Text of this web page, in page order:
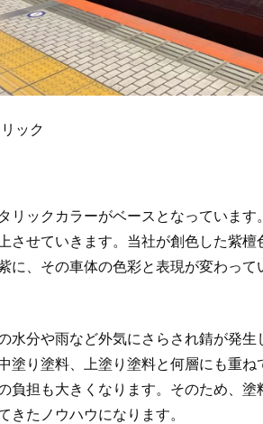
ック
リックカラーがベースとなっていま
させていきます。当社が創色した紫
、その車体の色彩と表現が変わって
分や雨など外気にさらされ錆が発
り塗料、上塗り塗料と何層にも重ね
担も大きくなります。そのため、
きたノウハウになります。